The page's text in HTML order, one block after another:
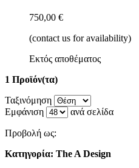
750,00 €
(contact us for availability)
Εκτός αποθέματος
1 Προϊόν(τα)
Ταξινόμηση
Εμφάνιση
ανά σελίδα
Προβολή ως:
Κατηγορία: The A Design